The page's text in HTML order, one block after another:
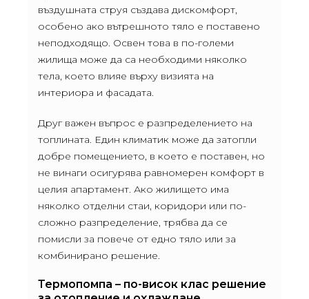
въздушната струя създава дискомфорт,
особено ако вътрешното тяло е поставено
неподходящо. Освен това в по-големи
жилища може да са необходими няколко
тела, което влияе върху визията на
интериора и фасадата.
Друг важен въпрос е разпределението на
топлината. Един климатик може да затопли
добре помещението, в което е поставен, но
не винаги осигурява равномерен комфорт в
целия апартамент. Ако жилището има
няколко отделни стаи, коридори или по-
сложно разпределение, трябва да се
помисли за повече от едно тяло или за
комбинирано решение.
Термопомпа – по-висок клас решение